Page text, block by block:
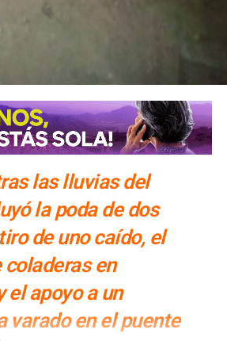
las lluvias del
la poda de dos
de uno caído, el
coladeras en
el apoyo a un
varado en el puente